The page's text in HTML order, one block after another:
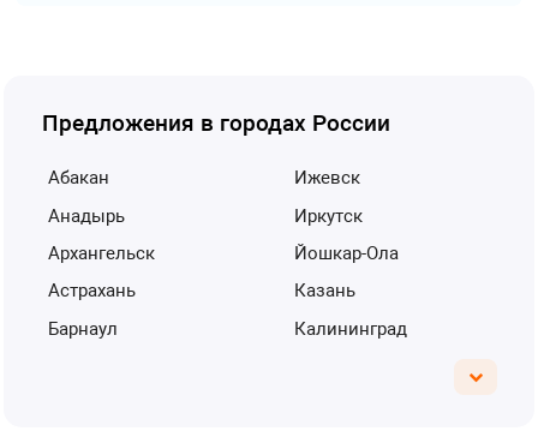
Предложения в городах России
Абакан
Анадырь
Архангельск
Астрахань
Барнаул
Ижевск
Иркутск
Йошкар-Ола
Казань
Калининград